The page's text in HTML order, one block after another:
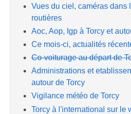
Vues du ciel, caméras dans
routières
Aoc, Aop, Igp à Torcy et
Ce mois-ci, actualités
Co-voiturage au départ de
Administrations et
autour de Torcy
Vigilance météo de Torcy
Torcy à l'international sur le